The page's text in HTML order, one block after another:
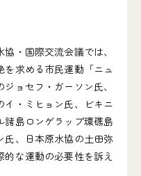
・国際交流会議では、
を求める市民運動「ニュ
ョセフ・ガーソン氏、
・ミヒョン氏、ビキニ
諸島ロンゲラップ環礁島
氏、日本原水協の土田弥
な運動の必要性を訴え